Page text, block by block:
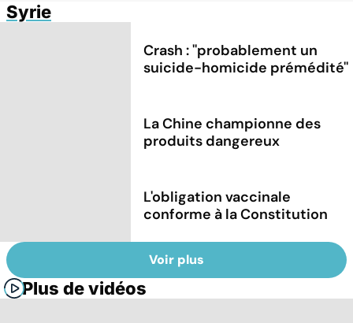
Syrie
Crash : ''probablement un
suicide-homicide prémédité''
La Chine championne des
produits dangereux
L'obligation vaccinale
conforme à la Constitution
Voir plus
Plus de vidéos